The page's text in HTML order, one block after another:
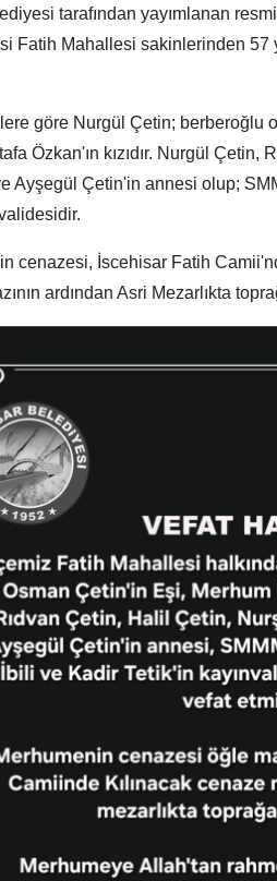
tarafından yayımlanan
Fatih Mahallesi sakinlerinden 57
göre Nurgül Çetin; berberoğlu
Özkan'ın kızıdır. Nurgül
Ayşegül Çetin'in annesi olup;
cenazesi, İscehisar Fatih
ardından Asri Mezarlıkta